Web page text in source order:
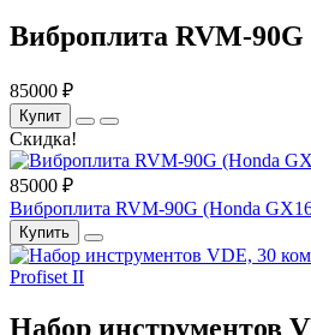
Виброплита RVM-90G
85000 ₽
Купит
Скидка!
85000 ₽
Виброплита RVM-90G (Honda
Купить
Набор инструментов